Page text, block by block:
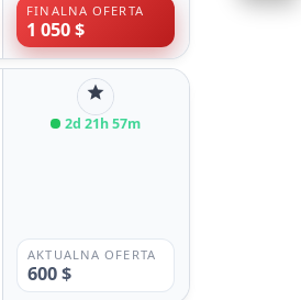
FINALNA OFERTA
1 050 $
star
2d 21h 57m
AKTUALNA OFERTA
600 $